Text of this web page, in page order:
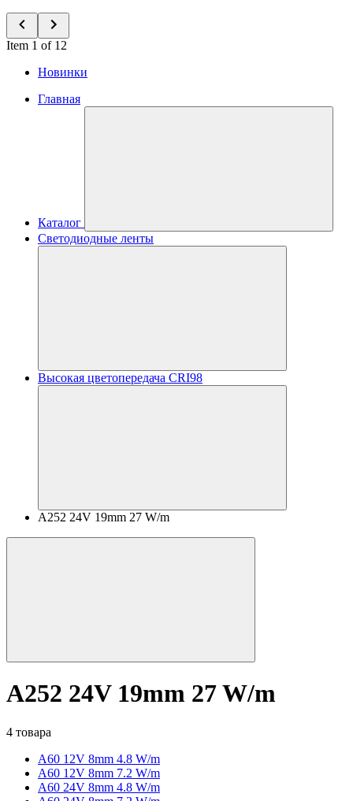
Item 1 of 12
Новинки
Главная
Каталог
Светодиодные ленты
Высокая цветопередача CRI98
A252 24V 19mm 27 W/m
A252 24V 19mm 27 W/m
4 товара
A60 12V 8mm 4.8 W/m
A60 12V 8mm 7.2 W/m
A60 24V 8mm 4.8 W/m